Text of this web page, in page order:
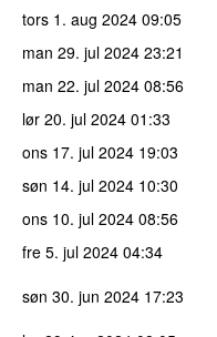
tors 1. aug 2024 09:05
man 29. jul 2024 23:21
man 22. jul 2024 08:56
lør 20. jul 2024 01:33
ons 17. jul 2024 19:03
søn 14. jul 2024 10:30
ons 10. jul 2024 08:56
fre 5. jul 2024 04:34
søn 30. jun 2024 17:23